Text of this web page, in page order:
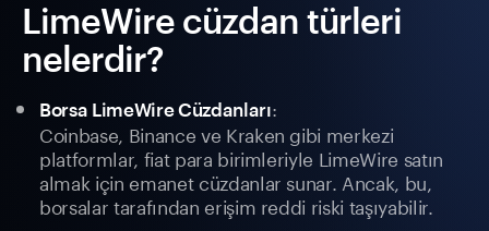
LimeWire cüzdan türleri
nelerdir?
Borsa LimeWire Cüzdanları:
Coinbase, Binance ve Kraken gibi merkezi
platformlar, fiat para birimleriyle LimeWire satın
almak için emanet cüzdanlar sunar. Ancak, bu,
borsalar tarafından erişim reddi riski taşıyabilir.